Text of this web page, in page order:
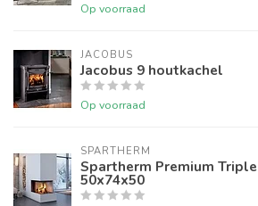
Op voorraad
JACOBUS
Jacobus 9 houtkachel
Op voorraad
SPARTHERM
Spartherm Premium Triple
50x74x50